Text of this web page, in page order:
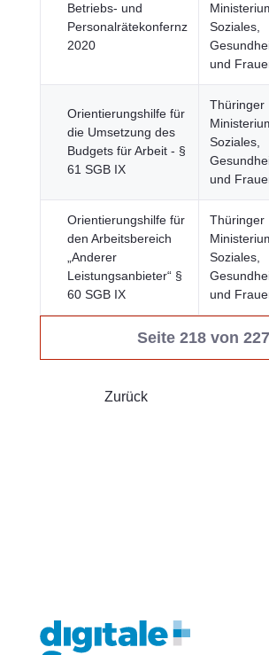
Betriebs- und
Personalrätekonfernz
2020
Soziales,
und
Orientierungshilfe für
die Umsetzung des
Budgets für Arbeit - §
61 SGB IX
Thüringer
Soziales,
und
Orientierungshilfe für
den Arbeitsbereich
„Anderer
Leistungsanbieter“ §
60 SGB IX
Thüringer
Soziales,
und
Seite 218 von 227
Zurück